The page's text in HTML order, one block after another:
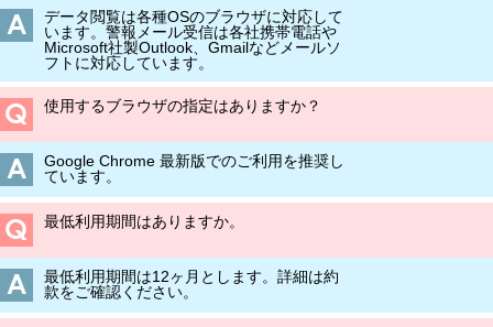
データ閲覧は各種OSのブラウザに対応して
います。警報メール受信は各社携帯電話や
Microsoft社製Outlook、Gmailなどメールソ
フトに対応しています。
使用するブラウザの指定はありますか？
Google Chrome 最新版でのご利用を推奨し
ています。
最低利用期間はありますか。
最低利用期間は12ヶ月とします。詳細は約
款をご確認ください。